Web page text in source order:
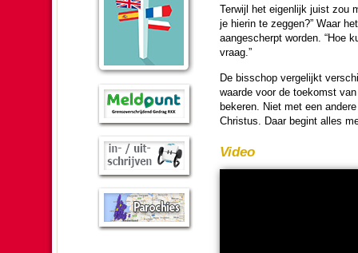
Terwijl het eigen­lijk juist zou
je hierin te zeggen?” Waar
aan­ge­scherpt wor­den. “Hoe
vraag.”
De bis­schop verge­lijkt
waarde voor de toe­komst
bekeren. Niet met een
Christus. Daar begint alles
Video